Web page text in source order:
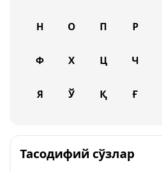
Н О П Р
Ф Х Ц Ч
Я Ў Қ Ғ
Тасодифий сўзлар